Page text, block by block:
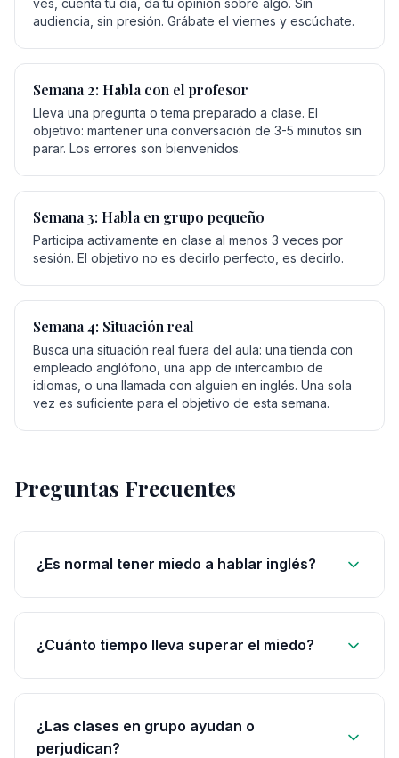
ves, cuenta tu día, da tu opinión sobre algo. Sin
audiencia, sin presión. Grábate el viernes y escúchate.
Semana 2: Habla con el profesor
Lleva una pregunta o tema preparado a clase. El
objetivo: mantener una conversación de 3-5 minutos sin
parar. Los errores son bienvenidos.
Semana 3: Habla en grupo pequeño
Participa activamente en clase al menos 3 veces por
sesión. El objetivo no es decirlo perfecto, es decirlo.
Semana 4: Situación real
Busca una situación real fuera del aula: una tienda con
empleado anglófono, una app de intercambio de
idiomas, o una llamada con alguien en inglés. Una sola
vez es suficiente para el objetivo de esta semana.
Preguntas Frecuentes
¿Es normal tener miedo a hablar inglés?
¿Cuánto tiempo lleva superar el miedo?
¿Las clases en grupo ayudan o
perjudican?